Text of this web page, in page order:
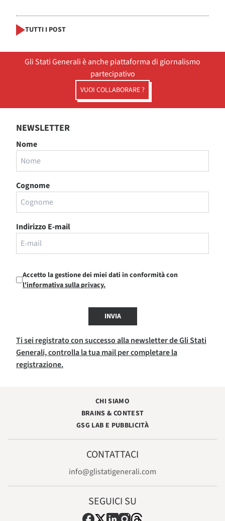
TUTTI I POST
Gli Stati Generali è anche piattaforma di giornalismo
partecipativo
VUOI COLLABORARE ?
NEWSLETTER
Nome
Cognome
Indirizzo E-mail
Accetto la gestione dei miei dati in conformità con
l'informativa sulla privacy.
INVIA
Ti sei registrato con successo alla newsletter de Gli Stati
Generali, controlla la tua mail per completare la
registrazione.
CHI SIAMO
BRAINS & CONTEST
GSG LAB E PUBBLICITÀ
CONTATTACI
info@glistatigenerali.com
SEGUICI SU